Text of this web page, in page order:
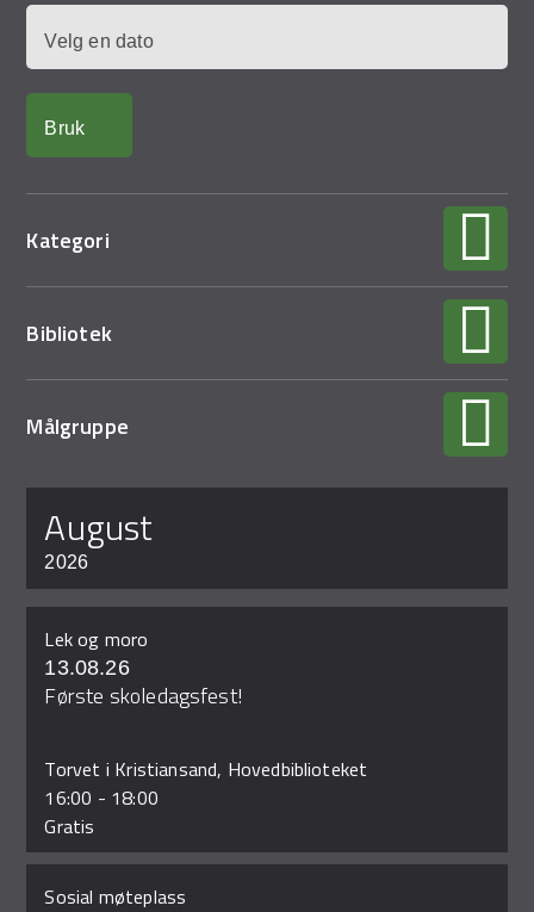
Kategori
Bibliotek
Målgruppe
august
2026
Lek og moro
13.08.26
Første skoledagsfest!
Torvet i Kristiansand, Hovedbiblioteket
16:00 - 18:00
Gratis
Sosial møteplass